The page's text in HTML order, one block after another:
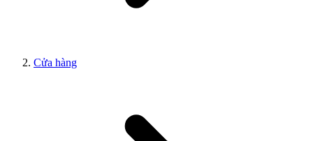
Cửa hàng